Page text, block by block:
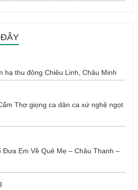
hạ thu đông Chiêu Linh, Châu Minh
Thơ giọng ca dân ca xứ nghệ ngọt
Đưa Em Về Quê Mẹ – Châu Thanh –